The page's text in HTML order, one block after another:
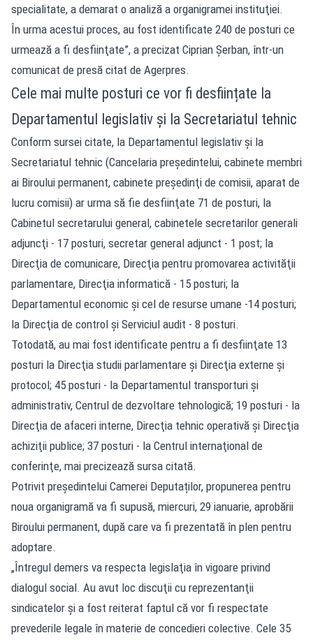
specialitate, a demarat o analiză a organigramei instituţiei.
În urma acestui proces, au fost identificate 240 de posturi ce
urmează a fi desfiinţate”, a precizat Ciprian Şerban, într-un
comunicat de presă citat de Agerpres.
Cele mai multe posturi ce vor fi desființate la
Departamentul legislativ şi la Secretariatul tehnic
Conform sursei citate, la Departamentul legislativ şi la
Secretariatul tehnic (Cancelaria preşedintelui, cabinete membri
ai Biroului permanent, cabinete preşedinţi de comisii, aparat de
lucru comisii) ar urma să fie desfiinţate 71 de posturi, la
Cabinetul secretarului general, cabinetele secretarilor generali
adjuncţi - 17 posturi, secretar general adjunct - 1 post; la
Direcţia de comunicare, Direcţia pentru promovarea activităţii
parlamentare, Direcţia informatică - 15 posturi; la
Departamentul economic şi cel de resurse umane -14 posturi;
la Direcţia de control şi Serviciul audit - 8 posturi.
Totodată, au mai fost identificate pentru a fi desfiinţate 13
posturi la Direcţia studii parlamentare şi Direcţia externe şi
protocol; 45 posturi - la Departamentul transporturi şi
administrativ, Centrul de dezvoltare tehnologică; 19 posturi - la
Direcţia de afaceri interne, Direcţia tehnic operativă şi Direcţia
achiziţii publice; 37 posturi - la Centrul internaţional de
conferinţe, mai precizează sursa citată.
Potrivit președintelui Camerei Deputaților, propunerea pentru
noua organigramă va fi supusă, miercuri, 29 ianuarie, aprobării
Biroului permanent, după care va fi prezentată în plen pentru
adoptare.
„Întregul demers va respecta legislaţia în vigoare privind
dialogul social. Au avut loc discuţii cu reprezentanţii
sindicatelor şi a fost reiterat faptul că vor fi respectate
prevederile legale în materie de concedieri colective. Cele 35